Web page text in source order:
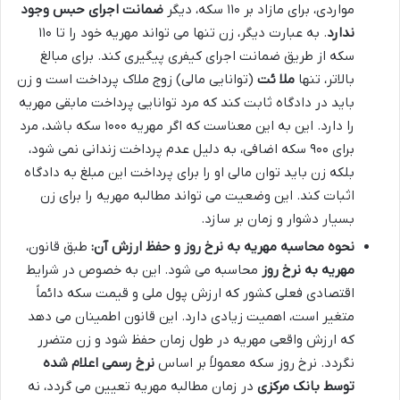
مواردی، برای مازاد بر ۱۱۰ سکه، دیگر
ضمانت اجرای حبس وجود
ندارد
. به عبارت دیگر، زن تنها می تواند مهریه خود را تا ۱۱۰
سکه از طریق ضمانت اجرای کیفری پیگیری کند. برای مبالغ
بالاتر، تنها ملا ئت (توانایی مالی) زوج ملاک پرداخت است و زن
باید در دادگاه ثابت کند که مرد توانایی پرداخت مابقی مهریه
را دارد. این به این معناست که اگر مهریه ۱۰۰۰ سکه باشد، مرد
برای ۹۰۰ سکه اضافی، به دلیل عدم پرداخت زندانی نمی شود،
بلکه زن باید توان مالی او را برای پرداخت این مبلغ به دادگاه
اثبات کند. این وضعیت می تواند مطالبه مهریه را برای زن
بسیار دشوار و زمان بر سازد.
نحوه محاسبه مهریه به نرخ روز و حفظ ارزش آن: طبق قانون،
مهریه به نرخ روز محاسبه می شود. این به خصوص در شرایط
اقتصادی فعلی کشور که ارزش پول ملی و قیمت سکه دائماً
متغیر است، اهمیت زیادی دارد. این قانون اطمینان می دهد
که ارزش واقعی مهریه در طول زمان حفظ شود و زن متضرر
نگردد. نرخ روز سکه معمولاً بر اساس نرخ رسمی اعلام شده
توسط بانک مرکزی در زمان مطالبه مهریه تعیین می گردد، نه